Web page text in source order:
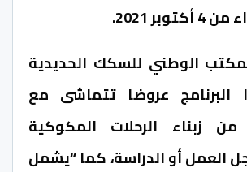
2021.
الوطني للسكك الحديدية
عروضا تتماشى مع
زبناء الرحلات المكوكية
العمل أو الدراسة، كما “يشمل